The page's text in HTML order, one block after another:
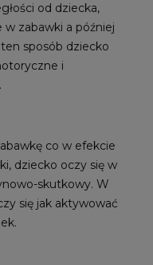
od dziecka,
zabawki a później
sposób dziecko
i
co w efekcie
dziecko oczy się w
skutkowy. W
się jak aktywować